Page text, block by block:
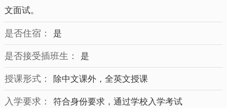
文面试。
是否住宿： 是
是否接受插班生： 是
授课形式： 除中文课外，全英文授课
入学要求： 符合身份要求，通过学校入学考试